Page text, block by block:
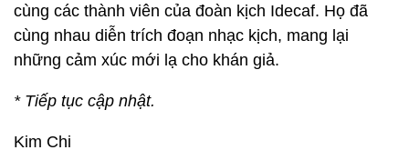
cùng các thành viên của đoàn kịch Idecaf. Họ đã
cùng nhau diễn trích đoạn nhạc kịch, mang lại
những cảm xúc mới lạ cho khán giả.
* Tiếp tục cập nhật.
Kim Chi